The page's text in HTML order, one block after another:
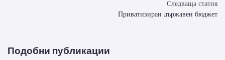
Следваща статия
Приватизиран държавен бюджет
Подобни публикации